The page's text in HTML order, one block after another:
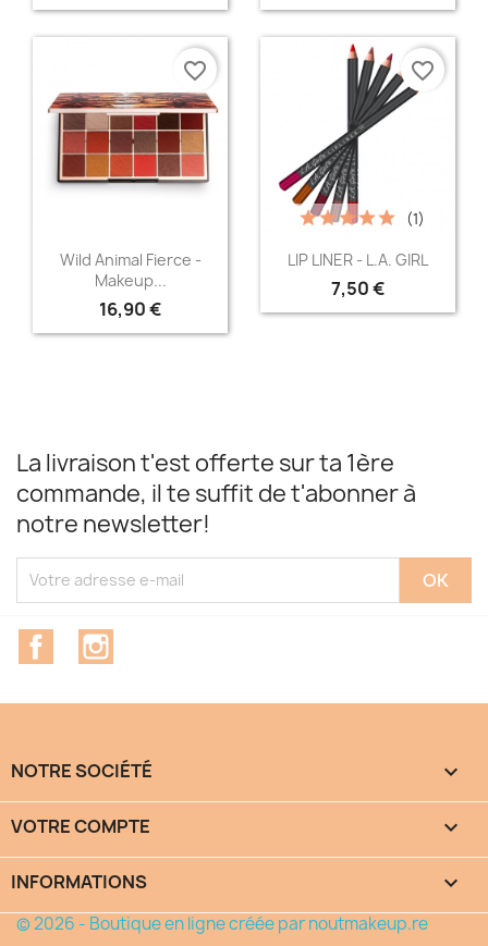
Aperçu rapide
Wild Animal Fierce -
Makeup...
16,90 €
favorite_border
Aperçu rapide
LIP LINER - L.A. GIRL
7,50 €
(1)
favorite_border
La livraison t'est offerte sur ta 1ère
commande, il te suffit de t'abonner à
notre newsletter!
Facebook
NOTRE SOCIÉTÉ 
VOTRE COMPTE 
INFORMATIONS keyboard_arrow_down
© 2026 - Boutique en ligne créée par noutmakeup.re